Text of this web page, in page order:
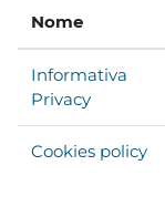
Nome
Informativa
Privacy
Cookies policy